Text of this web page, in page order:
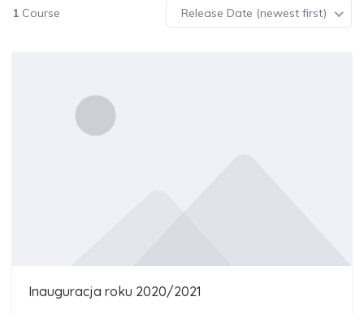
1 Course Release Date (newest first)
Inauguracja roku 2020/2021